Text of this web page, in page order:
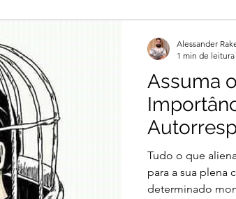
Assuma
Vida
Tudo o que
para a sua plena
determinado
Alessander
1 min de leitura